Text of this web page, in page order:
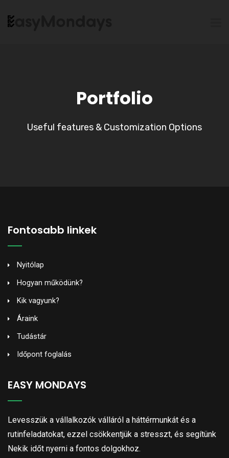
Portfolio
Useful features & Customization Options
Fontosabb linkek
Nyitólap
Hogyan működünk?
Kik vagyunk?
Áraink
Tudástár
Időpont foglalás
EASY MONDAYS
Levesszük a vállalkozók válláról a háttérmunkát és a
rutinfeladatokat, ezzel csökkentjük a stresszt, és segítünk
Nekik időt nyerni a fontos dolgokhoz.